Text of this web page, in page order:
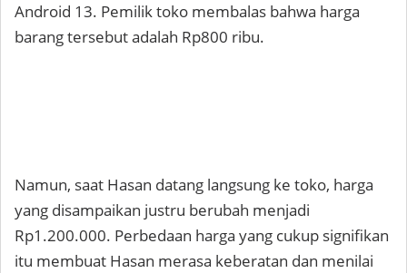
Android 13. Pemilik toko membalas bahwa harga
barang tersebut adalah Rp800 ribu.
Namun, saat Hasan datang langsung ke toko, harga
yang disampaikan justru berubah menjadi
Rp1.200.000. Perbedaan harga yang cukup signifikan
itu membuat Hasan merasa keberatan dan menilai